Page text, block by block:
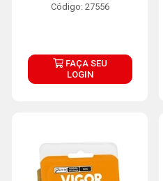
Código: 27556
FAÇA SEU
LOGIN